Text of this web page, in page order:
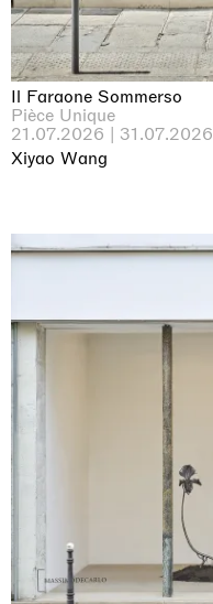
Il Faraone Sommerso
Pièce Unique
21.07.2026 | 31.07.2026
Xiyao Wang